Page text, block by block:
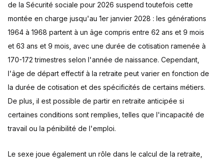
de la Sécurité sociale pour 2026 suspend toutefois cette
montée en charge jusqu'au 1er janvier 2028 : les générations
1964 à 1968 partent à un âge compris entre 62 ans et 9 mois
et 63 ans et 9 mois, avec une durée de cotisation ramenée à
170-172 trimestres selon l'année de naissance. Cependant,
l'âge de départ effectif à la retraite peut varier en fonction de
la durée de cotisation et des spécificités de certains métiers.
De plus, il est possible de partir en retraite anticipée si
certaines conditions sont remplies, telles que l'incapacité de
travail ou la pénibilité de l'emploi.
Le sexe joue également un rôle dans le calcul de la retraite,